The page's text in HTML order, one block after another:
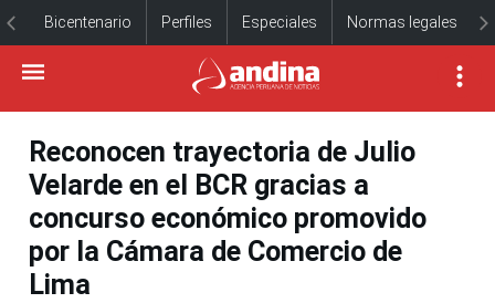
Bicentenario Perfiles Especiales Normas legales
Reconocen trayectoria de Julio
Velarde en el BCR gracias a
concurso económico promovido
por la Cámara de Comercio de
Lima